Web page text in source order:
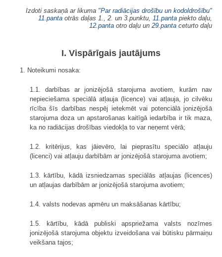
Izdoti saskaņā ar likuma "Par radiācijas drošību un kodoldrošību"
11.panta otrās daļas 1., 2. un 3.punktu, 11.panta piekto daļu,
12.panta otro daļu un 29.panta ceturto daļu
I. Vispārīgais jautājums
1. Noteikumi nosaka:
1.1. darbības ar jonizējošā starojuma avotiem, kurām nav
nepieciešama speciālā atļauja (licence) vai atļauja, jo cilvēku
rīcība šīs darbības nespēj ietekmēt vai potenciālā jonizējošā
starojuma doza un apstarošanas kaitīgā iedarbība ir tik maza,
ka no radiācijas drošības viedokļa to var neņemt vērā;
1.2. kritērijus, kas jāievēro, lai pieprasītu speciālo atļauju
(licenci) vai atļauju darbībām ar jonizējošā starojuma avotiem;
1.3. kārtību, kādā izsniedzamas speciālās atļaujas (licences)
un atļaujas darbībām ar jonizējošā starojuma avotiem;
1.4. valsts nodevas apmēru un maksāšanas kārtību;
1.5. kārtību, kādā publiski apspriežama valsts nozīmes
jonizējošā starojuma objektu izveidošana vai būtisku pārmaiņu
veikšana tajos;